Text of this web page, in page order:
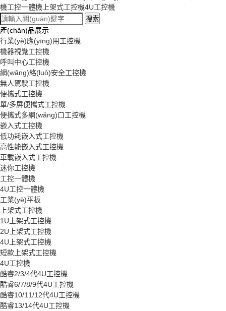
機工控一體機 上架式工控機4U工控機
搜索
產(chǎn)品展示
行業(yè)應(yīng)用工控機
機器視覺工控機
呼叫中心工控機
網(wǎng)絡(luò)安全工控機
無人駕駛工控機
便攜式工控機
單/多屏便攜式工控機
便攜式多網(wǎng)口工控機
嵌入式工控機
低功耗嵌入式工控機
高性能嵌入式工控機
車載嵌入式工控機
迷你工控機
工控一體機
4U工控一體機
工業(yè)平板
上架式工控機
1U上架式工控機
2U上架式工控機
4U上架式工控機
短款上架式工控機
4U工控機
酷睿2/3/4代4U工控機
酷睿6/7/8/9代4U工控機
酷睿10/11/12代4U工控機
酷睿13/14代4U工控機